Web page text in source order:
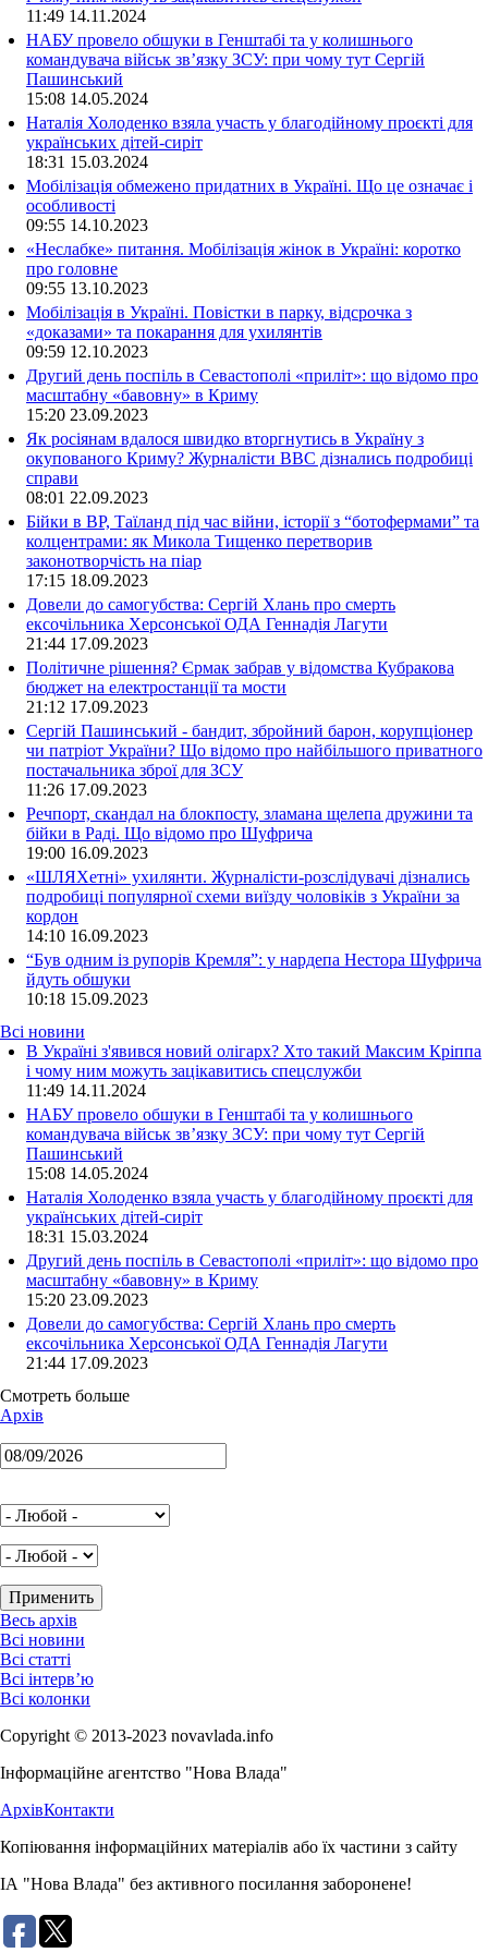
11:49 14.11.2024
НАБУ провело обшуки в Генштабі та у колишнього
командувача військ зв’язку ЗСУ: при чому тут Сергій
Пашинський
15:08 14.05.2024
Наталія Холоденко взяла участь у благодійному проєкті для
українських дітей-сиріт
18:31 15.03.2024
Мобілізація обмежено придатних в Україні. Що це означає і
особливості
09:55 14.10.2023
«Неслабке» питання. Мобілізація жінок в Україні: коротко
про головне
09:55 13.10.2023
Мобілізація в Україні. Повістки в парку, відсрочка з
«доказами» та покарання для ухилянтів
09:59 12.10.2023
Другий день поспіль в Севастополі «приліт»: що відомо про
масштабну «бавовну» в Криму
15:20 23.09.2023
Як росіянам вдалося швидко вторгнутись в Україну з
окупованого Криму? Журналісти ВВС дізнались подробиці
справи
08:01 22.09.2023
Бійки в ВР, Таїланд під час війни, історії з “ботофермами” та
колцентрами: як Микола Тищенко перетворив
законотворчість на піар
17:15 18.09.2023
Довели до самогубства: Сергій Хлань про смерть
ексочільника Херсонської ОДА Геннадія Лагути
21:44 17.09.2023
Політичне рішення? Єрмак забрав у відомства Кубракова
бюджет на електростанції та мости
21:12 17.09.2023
Сергій Пашинський - бандит, збройний барон, корупціонер
чи патріот України? Що відомо про найбільшого приватного
постачальника зброї для ЗСУ
11:26 17.09.2023
Речпорт, скандал на блокпосту, зламана щелепа дружини та
бійки в Раді. Що відомо про Шуфрича
19:00 16.09.2023
«ШЛЯХетні» ухилянти. Журналісти-розслідувачі дізнались
подробиці популярної схеми виїзду чоловіків з України за
кордон
14:10 16.09.2023
“Був одним із рупорів Кремля”: у нардепа Нестора Шуфрича
йдуть обшуки
10:18 15.09.2023
Всі новини
В Україні з'явився новий олігарх? Хто такий Максим Кріппа
і чому ним можуть зацікавитись спецслужби
11:49 14.11.2024
НАБУ провело обшуки в Генштабі та у колишнього
командувача військ зв’язку ЗСУ: при чому тут Сергій
Пашинський
15:08 14.05.2024
Наталія Холоденко взяла участь у благодійному проєкті для
українських дітей-сиріт
18:31 15.03.2024
Другий день поспіль в Севастополі «приліт»: що відомо про
масштабну «бавовну» в Криму
15:20 23.09.2023
Довели до самогубства: Сергій Хлань про смерть
ексочільника Херсонської ОДА Геннадія Лагути
21:44 17.09.2023
Смотреть больше
Архів
Весь архів
Всі новини
Всі статті
Всі інтерв’ю
Всі колонки
Copyright © 2013-2023 novavlada.info
Інформаційне агентство "Нова Влада"
АрхівКонтакти
Копіювання інформаційних матеріалів або їх частини з сайту
ІА "Нова Влада" без активного посилання заборонене!